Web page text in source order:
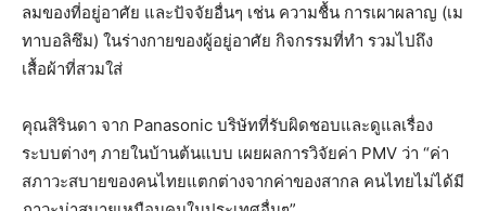
ลมของที่อยู่อาศัย และปัจจัยอื่นๆ เช่น ความชื้น การเผาผลาญ (เม
ทาบอลิซึม) ในร่างกายของผู้อยู่อาศัย กิจกรรมที่ทำ รวมไปถึง
เสื้อผ้าที่สวมใส่
คุณสิรินดา จาก Panasonic บริษัทที่รับผิดชอบและดูแลเรื่อง
ระบบต่างๆ ภายในบ้านต้นแบบ เผยผลการวิจัยค่า PMV ว่า “ค่า
สภาวะสบายของคนไทยแตกต่างจากค่าของสากล คนไทยไม่ได้มี